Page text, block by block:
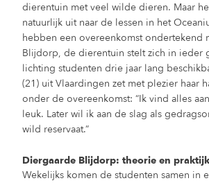
dierentuin met veel wilde dieren. Maar
natuurlijk uit naar de lessen in het
hebben een overeenkomst ondertekend
Blijdorp, de dierentuin stelt zich in ieder
lichting studenten drie jaar lang
(21) uit Vlaardingen zet met plezier haar
onder de overeenkomst: “Ik vind alles
leuk. Later wil ik aan de slag als
wild reservaat.”
Diergaarde Blijdorp: theorie en
Wekelijks komen de studenten samen in